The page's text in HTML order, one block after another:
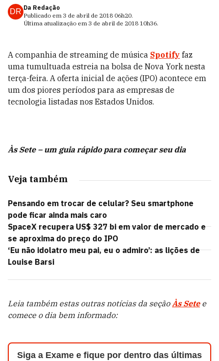
DR Da Redação
Publicado em 3 de abril de 2018 06h20.
Última atualização em 3 de abril de 2018 10h36.
A companhia de streaming de música Spotify faz
uma tumultuada estreia na bolsa de Nova York nesta
terça-feira. A oferta inicial de ações (IPO) acontece em
um dos piores períodos para as empresas de
tecnologia listadas nos Estados Unidos.
Às Sete – um guia rápido para começar seu dia
Veja também
Pensando em trocar de celular? Seu smartphone
pode ficar ainda mais caro
SpaceX recupera US$ 327 bi em valor de mercado e
se aproxima do preço do IPO
‘Eu não idolatro meu pai, eu o admiro’: as lições de
Louise Barsi
Leia também estas outras notícias da seçãoÀs Setee
comece o dia bem informado:
Siga a Exame e fique por dentro das últimas